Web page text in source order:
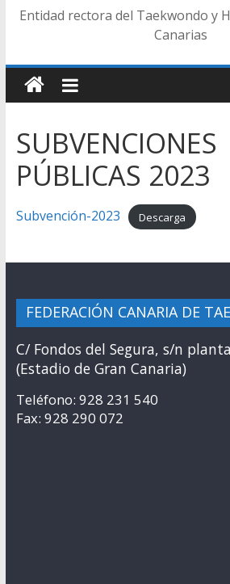
Entidad rectora del Taekwondo y
Canarias
SUBVENCIONES
PÚBLICAS 2023
Subvención-2023 Descarga
FEDERACIÓN CANARIA DE
C/ Fondos del Segura, s/n
(Estadio de Gran Canaria)
Teléfono: 928 231 540
Fax: 928 290 072